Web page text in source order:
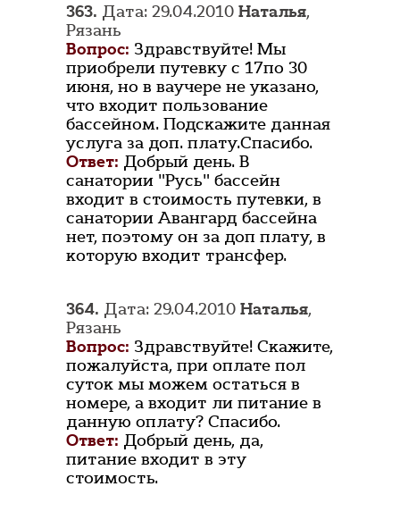
363. Дата: 29.04.2010 Наталья,
Рязань
Вопрос: Здравствуйте! Мы
приобрели путевку с 17по 30
июня, но в ваучере не указано,
что входит пользование
бассейном. Подскажите данная
услуга за доп. плату.Спасибо.
Ответ: Добрый день. В
санатории "Русь" бассейн
входит в стоимость путевки, в
санатории Авангард бассейна
нет, поэтому он за доп плату, в
которую входит трансфер.
364. Дата: 29.04.2010 Наталья,
Рязань
Вопрос: Здравствуйте! Скажите,
пожалуйста, при оплате пол
суток мы можем остаться в
номере, а входит ли питание в
данную оплату? Спасибо.
Ответ: Добрый день, да,
питание входит в эту
стоимость.